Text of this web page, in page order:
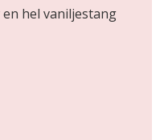
hel vaniljestang